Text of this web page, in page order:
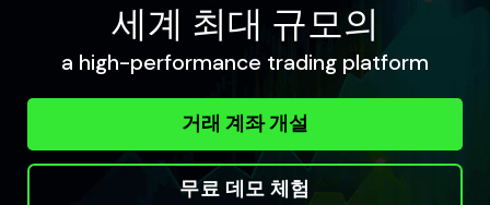
세계 최대 규모의
a high-performance trading platform
거래 계좌 개설
무료 데모 체험